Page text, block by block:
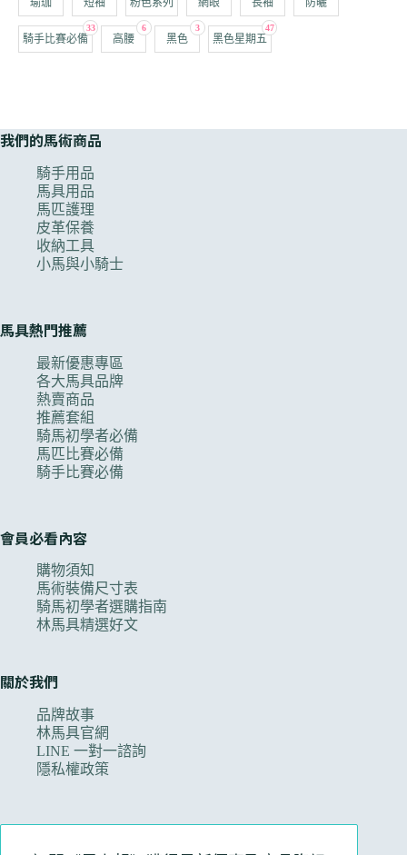
33
騎手比賽必備
6
高腰
3
黑色
47
黑色星期五
我們的馬術商品
騎手用品
馬具用品
馬匹護理
皮革保養
收納工具
小馬與小騎士
馬具熱門推薦
最新優惠專區
各大馬具品牌
熱賣商品
推薦套組
騎馬初學者必備
馬匹比賽必備
騎手比賽必備
會員必看內容
購物須知
馬術裝備尺寸表
騎馬初學者選購指南
林馬具精選好文
關於我們
品牌故事
林馬具官網
LINE 一對一諮詢
隱私權政策